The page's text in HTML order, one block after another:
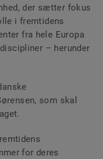
der sætter fokus
i fremtidens
fra hele Europa
– herunder
som skal
for deres